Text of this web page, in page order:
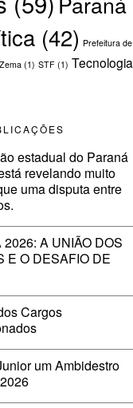
(42) Prefeitura de
(1) STF (1) Tecnologia
estadual do Paraná
revelando muito
uma disputa entre
2026: A UNIÃO DOS
E O DESAFIO DE
Cargos
um Ambidestro